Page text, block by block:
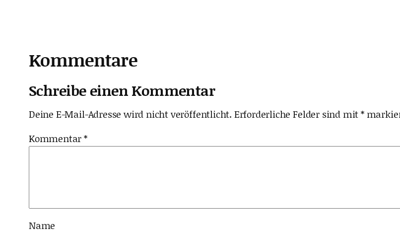
Kommentare
Schreibe einen Kommentar
Deine E-Mail-Adresse wird nicht veröffentlicht. Erforderliche Felder sind mit*
Kommentar*
Name